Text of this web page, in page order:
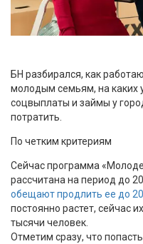
БН разбирался, как
молодым семьям, на каких
соцвыплаты и займы у
потратить.
По четким критериям
Сейчас программа
рассчитана на период до
обещают продлить ее до
постоянно растет, сейчас
тысячи человек.
Отметим сразу, что